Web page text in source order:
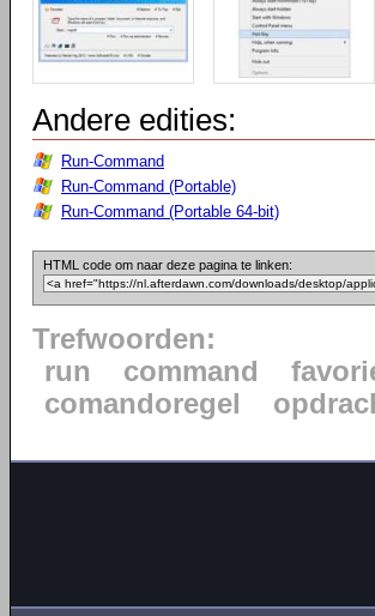
Andere edities:
Run-Command
Run-Command (Portable)
Run-Command (Portable 64-bit)
HTML code om naar deze pagina te linken:
Trefwoorden:
run
command
comandoregel